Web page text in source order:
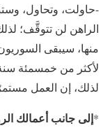
-حاولت، وتحاول،
الراهن لن تتوقَّف؛
منها، سيبقى
لأكثر من خمسمئة
لذلك، إن العمل
*إلى جانب أعمالك